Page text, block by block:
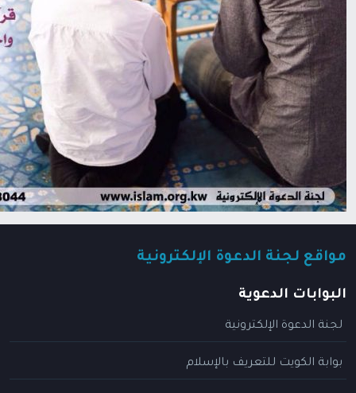
مواقع لجنة الدعوة الإلكترونية
البوابات الدعوية
لجنة الدعوة الإلكترونية
بوابة الكويت للتعريف بالإسلام